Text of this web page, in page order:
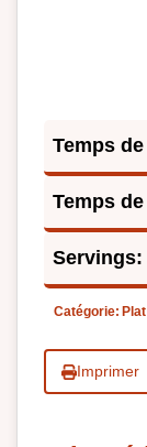
Temps
Temps
Servings:
Catégorie:
Imprimer